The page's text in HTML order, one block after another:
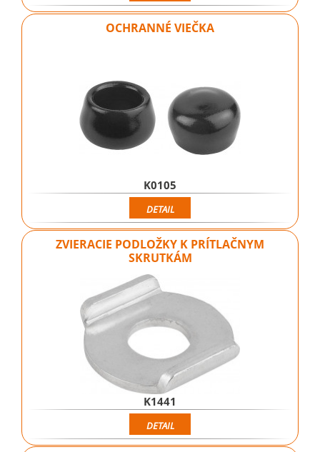
OCHRANNÉ VIEČKA
K0105
DETAIL
ZVIERACIE PODLOŽKY K PRÍTLAČNYM
SKRUTKÁM
K1441
DETAIL